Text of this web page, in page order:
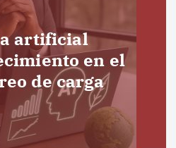
artificial
en el
de carga